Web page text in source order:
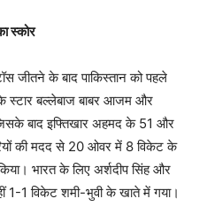
स्कोर
जीतने के बाद पाकिस्तान को पहले
स्टार बल्लेबाज बाबर आजम और
जिसके बाद इफ्तिखार अहमद के 51 और
की मदद से 20 ओवर में 8 विकेट के
भारत के लिए अर्शदीप सिंह और
1-1 विकेट शमी-भुवी के खाते में गया।